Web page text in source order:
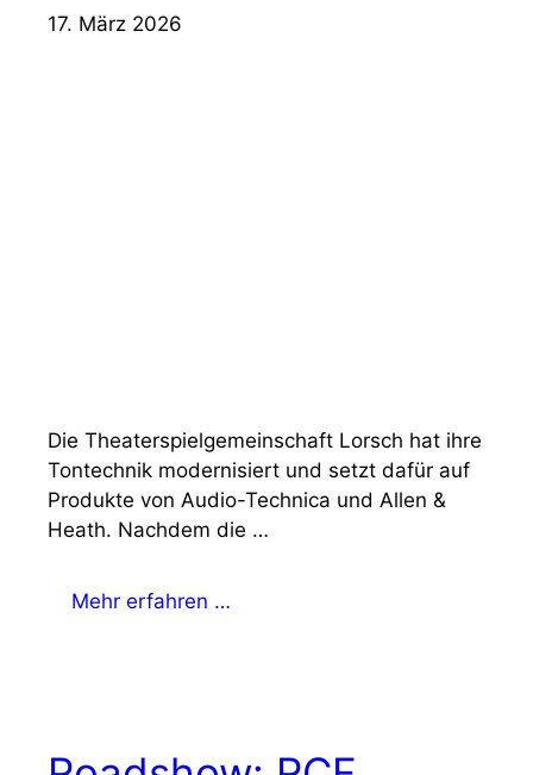
17. März 2026
Die Theaterspielgemeinschaft Lorsch hat ihre
Tontechnik modernisiert und setzt dafür auf
Produkte von Audio-Technica und Allen &
Heath. Nachdem die …
Mehr erfahren …